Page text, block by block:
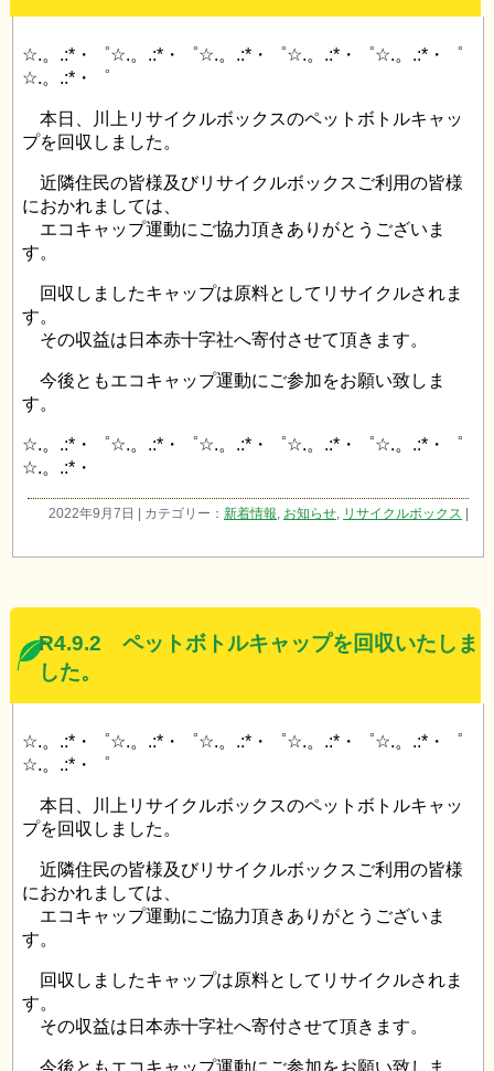
☆.。.:*・゜☆.。.:*・゜☆.。.:*・゜☆.。.:*・゜☆.。.:*・゜
☆.。.:*・゜
本日、川上リサイクルボックスのペットボトルキャッ
プを回収しました。
近隣住民の皆様及びリサイクルボックスご利用の皆様
におかれましては、
エコキャップ運動にご協力頂きありがとうございま
す。
回収しましたキャップは原料としてリサイクルされま
す。
その収益は日本赤十字社へ寄付させて頂きます。
今後ともエコキャップ運動にご参加をお願い致しま
す。
☆.。.:*・゜☆.。.:*・゜☆.。.:*・゜☆.。.:*・゜☆.。.:*・゜
☆.。.:*・
2022年9月7日 | カテゴリー：新着情報 お知らせ リサイクルボックス |
R4.9.2 ペットボトルキャップを回収いたしま
した。
☆.。.:*・゜☆.。.:*・゜☆.。.:*・゜☆.。.:*・゜☆.。.:*・゜
☆.。.:*・゜
本日、川上リサイクルボックスのペットボトルキャッ
プを回収しました。
近隣住民の皆様及びリサイクルボックスご利用の皆様
におかれましては、
エコキャップ運動にご協力頂きありがとうございま
す。
回収しましたキャップは原料としてリサイクルされま
す。
その収益は日本赤十字社へ寄付させて頂きます。
今後ともエコキャップ運動にご参加をお願い致しま